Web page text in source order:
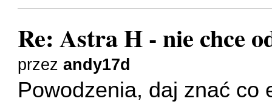
Re: Astra H - nie chce
przezandy17d
Powodzenia, daj znać co